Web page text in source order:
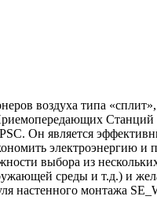
воздуха типа
Он является
электроэнергию
выбора из
среды и т.д.) и
настенного монтажа